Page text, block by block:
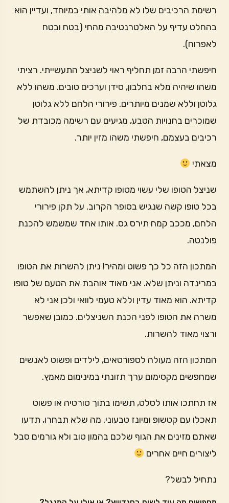
רשימת הרכיבים שלו לא מלהיבה אותי במיוחד, ועדיין הוא
בהחלט עדיף על האלטרנטיבה מהחי (בטח ובטח
לאפרוח).
חיפשתי הרבה זמן תחליף ראוי לשניצל התעשייתי. רציתי
משהו שיהיה מלא בחלבון, סידן וערכים טובים. משהו ללא
גלוטן וללא שמנים מיותרים. פירורי הלחם ללא גלוטן
שמוכרים בחנויות הטבע, מגיעים עם רשימה מכובדת של
רכיבים בעצמם, חיפשתי משהו מזין יותר.
מצאתי
שניצל הטופו שלי עשוי מטופו קדיתא, אך ניתן להשתמש
בכל טופו קשה שנגיש בסופר הקרוב. על תקן פירורי
הלחם, מככב קמח תירס גס. אותו אחד שמשמש להכנת
פולנטה.
המתכון הזה כל כך פשוט ומהיר! ניתן להשרות את הטופו
במרינדה וניתן שלא. אני מאוד אוהבת את הטעם של טופו
קדיתא. הוא מאוד עדין וללא טעמי לוואי ולכן אני לא
משרה את הטופו לפני הכנת השניצלים. כמובן שאפשר
ורצוי מאוד להשרות.
המתכון הזה מעולה לספורטאים, לילדים ופשוט לאנשים
שמחפשים מקסימום ערך תזונתי במינימום מאמץ.
אז תחתכו אותו לסלט, תשימו בתוך טורטיה או פשוט
תאכלו עם קטשופ ומיונז טבעוני. מה שלא תבחרו, תדעו
שאתם מזינים את הגוף שלכם בהמון טוב ולא גורמים סבל
ליצורים חיים אחרים
נתחיל לבשל?